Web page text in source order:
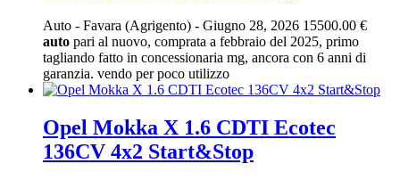
Auto - Favara (Agrigento) - Giugno 28, 2026 15500.00 €
auto pari al nuovo, comprata a febbraio del 2025, primo
tagliando fatto in concessionaria mg, ancora con 6 anni di
garanzia. vendo per poco utilizzo
Opel Mokka X 1.6 CDTI Ecotec
136CV 4x2 Start&Stop